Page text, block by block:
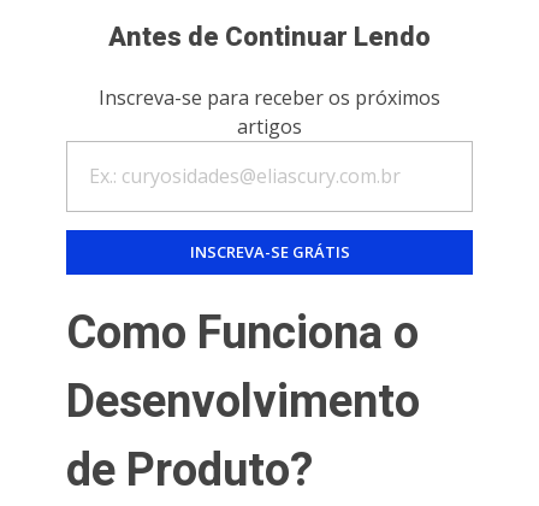
Antes de Continuar Lendo
Inscreva-se para receber os próximos
artigos
Como Funciona o
Desenvolvimento
de Produto?